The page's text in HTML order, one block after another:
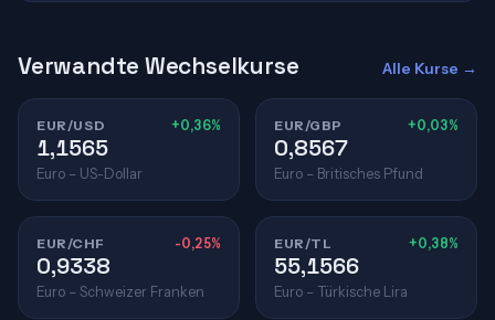
Verwandte Wechselkurse Alle Kurse →
EUR/USD +0,36%
1,1565
Euro – US-Dollar
EUR/GBP +0,03%
0,8567
Euro – Britisches Pfund
EUR/CHF -0,25%
0,9338
Euro – Schweizer Franken
EUR/TL +0,38%
55,1566
Euro – Türkische Lira